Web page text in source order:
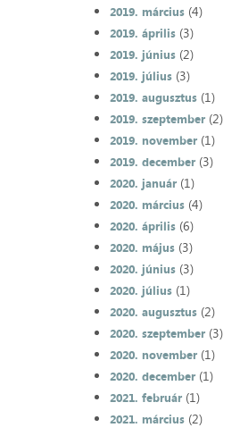
2019. március(4)
2019. április(3)
2019. június(2)
2019. július(3)
2019. augusztus(1)
2019. szeptember(2)
2019. november(1)
2019. december(3)
2020. január(1)
2020. március(4)
2020. április(6)
2020. május(3)
2020. június(3)
2020. július(1)
2020. augusztus(2)
2020. szeptember(3)
2020. november(1)
2020. december(1)
2021. február(1)
2021. március(2)